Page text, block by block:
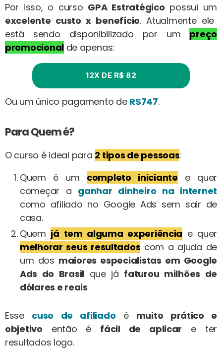
Por isso, o curso GPA Estratégico possui um
excelente custo x benefício. Atualmente ele
está sendo disponibilizado por um preço
promocional de apenas:
12X DE R$ 82
Ou um único pagamento de R$747.
Para Quem é?
O curso é ideal para 2 tipos de pessoas:
Quem é um completo iniciante e quer
começar a ganhar dinheiro na internet
como afiliado no Google Ads sem sair de
casa.
Quem já tem alguma experiência e quer
melhorar seus resultados com a ajuda de
um dos maiores especialistas em Google
Ads do Brasil que já faturou milhões de
dólares e reais
Esse cuso de afiliado é muito prático e
objetivo então é fácil de aplicar e ter
resultados logo.